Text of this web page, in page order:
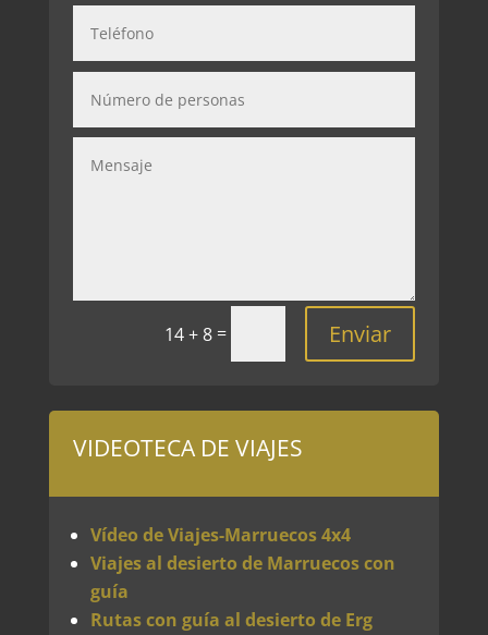
14 + 8 = Enviar
VIDEOTECA DE VIAJES
Vídeo de Viajes-Marruecos 4x4
Viajes al desierto de Marruecos con
guía
Rutas con guía al desierto de Erg